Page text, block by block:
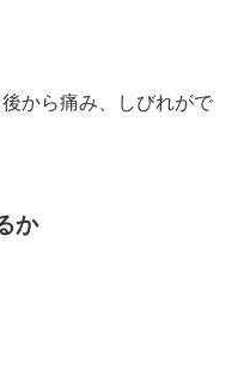
から痛み、しびれがで
か